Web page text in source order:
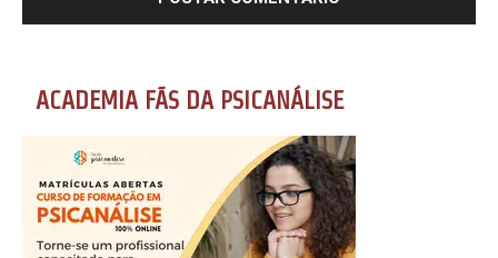
ACADEMIA FÃS DA PSICANÁLISE